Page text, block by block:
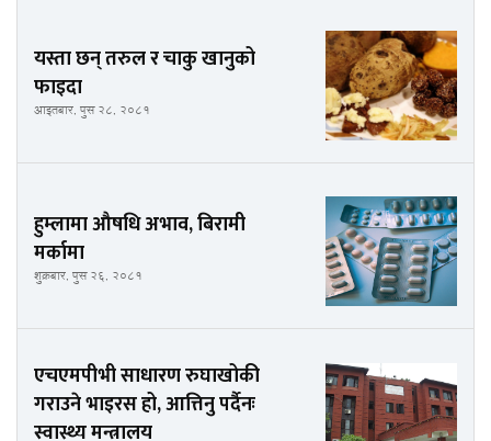
यस्ता छन् तरुल र चाकु खानुको
फाइदा
आइतबार, पुस २८, २०८१
हुम्लामा औषधि अभाव, बिरामी
मर्कामा
शुक्रबार, पुस २६, २०८१
एचएमपीभी साधारण रुघाखोकी
गराउने भाइरस हो, आत्तिनु पर्दैनः
स्वास्थ्य मन्त्रालय